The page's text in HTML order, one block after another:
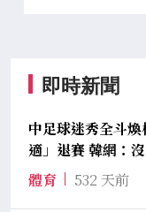
即時新聞
中足球迷秀全斗
適」退賽 韓網：
體育
532 天前